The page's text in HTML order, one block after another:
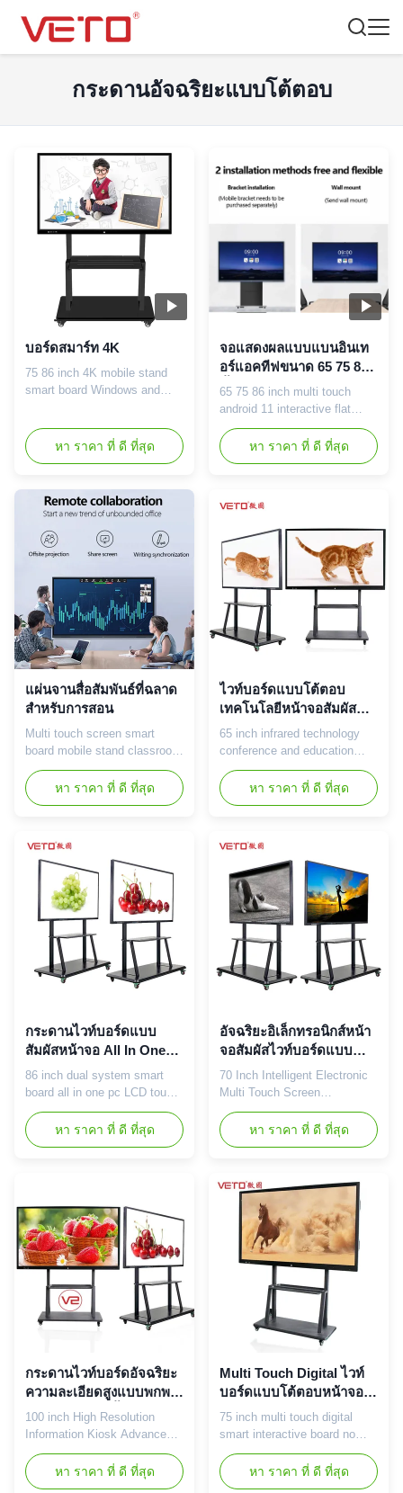
กระดานอัจฉริยะแบบโต้ตอบ
บอร์ดสมาร์ท 4K
75 86 inch 4K mobile stand
smart board Windows and
education Hot selling points
among the market: 1. All in
projector, TV, speaker,
advertising machine,
multifunction in one
equipment. 2. Support 10
points IR touch...
หา ราคา ที่ ดี ที่สุด
จอแสดงผลแบบแบนอินเท
อร์แอคทีฟขนาด 65 75 86
นิ้ว
65 75 86 inch multi touch
android 11 interactive flat
panel display LCD digital
whiteboard smart board for
classroom Product
intelligent touch screen All-in-
One, Integrated Touch screen,
Intelligent TV, android system
with industrial grade of ...
หา ราคา ที่ ดี ที่สุด
แผ่นจานสื่อสัมพันธ์ที่ฉลาด
สําหรับการสอน
Multi touch screen smart
board mobile stand classroom
digital whiteboard intelligent
interactive flat panel for
teaching Specification
Packing Size
2115×1342×260mm(W*H*T)
Panel Size 86 inch Panel
Brand LG Display Area
1895.04mm×1065.96mm(W*H)
Pixel Pitch 0.4875mm×0...
หา ราคา ที่ ดี ที่สุด
ไวท์บอร์ดแบบโต้ตอบ
เทคโนโลยีหน้าจอสัมผัส
อินฟราเรดสำหรับการ
ประชุม / การศึกษา
65 inch infrared technology
conference and education
interactive whiteboard​ 65 inch
LCD interactive whiteboard
basic specification: Type LCD
1920*1080(4K is available)
Life time 60000H Mode of
display IPS black
transmission Ratio of display
16:09 Best ...
หา ราคา ที่ ดี ที่สุด
กระดานไวท์บอร์ดแบบ
สัมผัสหน้าจอ All In One
PC, LCD Interactive
Smart Board Dual
86 inch dual system smart
board all in one pc LCD touch
panel interactive whiteboard
Integrated Design: Bring
together LCD, infrared touch
audio, projection, TV and
other functions, to achieve
high-definition interactive
display ...
หา ราคา ที่ ดี ที่สุด
อัจฉริยะอิเล็กทรอนิกส์หน้า
จอสัมผัสไวท์บอร์ดแบบ
โต้ตอบ 4mm กระจกนิรภัย
70 Inch Intelligent Electronic
Multi Touch Screen
Interactive Whiteboard 70 inch
LCD interactive whiteboard
basic specification: CPU intel
4GB RAM; (8GB/16GB
option) Memory 120GB SSD;
(240GB SSD/1TB HDD
option) Windows OS Windows
7/10 without license( license
option) ...
หา ราคา ที่ ดี ที่สุด
กระดานไวท์บอร์ดอัจฉริยะ
ความละเอียดสูงแบบพกพา
IR Touch 100 นิ้ว 550 Cd /
M²
100 inch High Resolution
Information Kiosk Advanced Ir
Touch Interactive whiteboard
★ Pass EMC test (meets the
requirements of the applicable
หา ราคา ที่ ดี ที่สุด
Multi Touch Digital ไวท์
บอร์ดแบบโต้ตอบหน้าจอ
สัมผัสอัลตร้าบางไม่มี
โปรเจคเตอร์
75 inch multi touch digital
smart interactive board no
projector interactive
whiteboard 75 inch LCD
interactive whiteboard
หา ราคา ที่ ดี ที่สุด